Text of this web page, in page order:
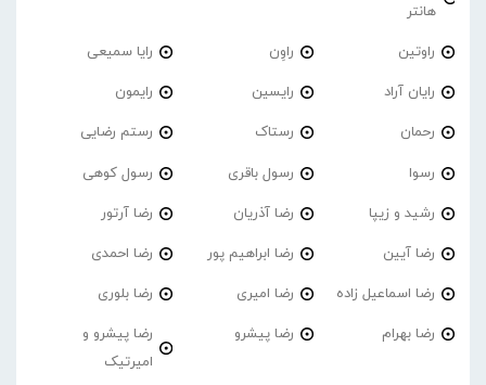
هانتر
راوتین راوِن رایا سمیعی
رایان آراد رایسین رایمون
رحمان رستاک رستم رضایی
رسوا رسول باقری رسول کوهی
رشید و زیپا رضا آذریان رضا آرتور
رضا آیین رضا ابراهیم پور رضا احمدی
رضا اسماعیل زاده رضا امیری رضا بلوری
رضا بهرام رضا پیشرو
رضا پیشرو و
امیرتیک